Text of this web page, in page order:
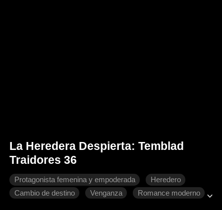
La Heredera Despierta: Temblad
Traidores 36
Protagonista femenina y empoderada
Heredero
Cambio de destino
Venganza Romance moderno